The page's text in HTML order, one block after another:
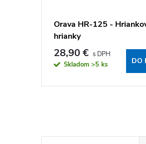
Orava HR-125 -
hrianky
28,90 €
Skladom >5 ks DO